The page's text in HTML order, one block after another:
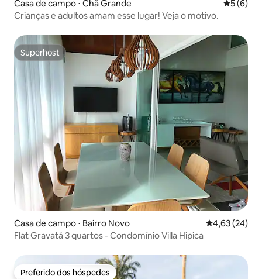
Casa de campo ⋅ Chã Grande 5 de
5 (6)
Crianças e adultos amam esse lugar! Veja o motivo.
Superhost
Superhost
Casa de campo ⋅ Bairro Novo 4,63 de uma
4,63 (24)
Flat Gravatá 3 quartos - Condomínio Villa Hipica
Preferido dos hóspedes